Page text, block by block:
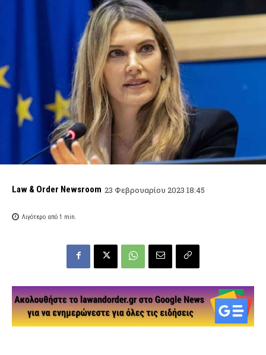
Law & Order Newsroom 23 Φεβρουαρίου 2023 18:45
Λιγότερο από 1 min.